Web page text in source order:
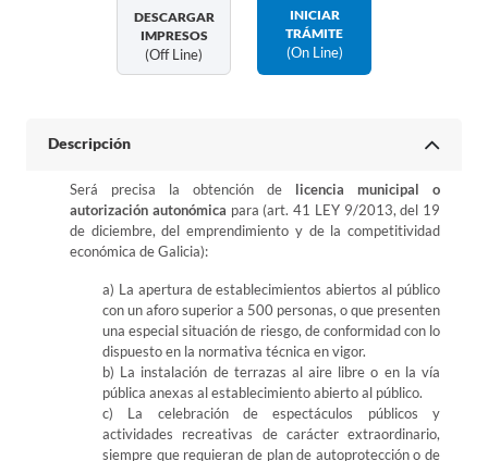
DESCARGAR
IMPRESOS
(off Line)
INICIAR
TRÁMITE
(on Line)
Descripción
Será precisa la obtención de licencia municipal o
autorización autonómica para (art. 41 LEY 9/2013, del 19
de diciembre, del emprendimiento y de la competitividad
económica de Galicia):
a) La apertura de establecimientos abiertos al público
con un aforo superior a 500 personas, o que presenten
una especial situación de riesgo, de conformidad con lo
dispuesto en la normativa técnica en vigor.
b) La instalación de terrazas al aire libre o en la vía
pública anexas al establecimiento abierto al público.
c) La celebración de espectáculos públicos y
actividades recreativas de carácter extraordinario,
siempre que requieran de plan de autoprotección o de